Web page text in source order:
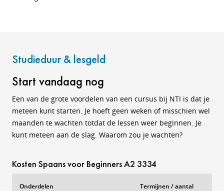
Studieduur & lesgeld
Start vandaag nog
Een van de grote voordelen van een cursus bij NTI is dat je
meteen kunt starten. Je hoeft geen weken of misschien wel
maanden te wachten totdat de lessen weer beginnen. Je
kunt meteen aan de slag. Waarom zou je wachten?
Kosten Spaans voor Beginners A2 3334
Onderdelen Termijnen / aantal